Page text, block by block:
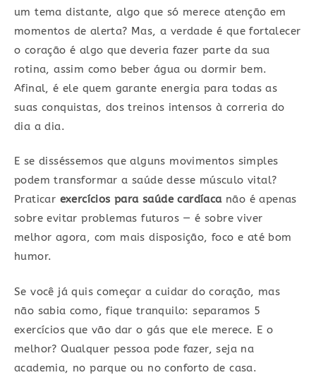
um tema distante, algo que só merece atenção em
momentos de alerta? Mas, a verdade é que fortalecer
o coração é algo que deveria fazer parte da sua
rotina, assim como beber água ou dormir bem.
Afinal, é ele quem garante energia para todas as
suas conquistas, dos treinos intensos à correria do
dia a dia.
E se disséssemos que alguns movimentos simples
podem transformar a saúde desse músculo vital?
Praticar exercícios para saúde cardíacanão é apenas
sobre evitar problemas futuros — é sobre viver
melhor agora, com mais disposição, foco e até bom
humor.
Se você já quis começar a cuidar do coração, mas
não sabia como, fique tranquilo: separamos 5
exercícios que vão dar o gás que ele merece. E o
melhor? Qualquer pessoa pode fazer, seja na
academia, no parque ou no conforto de casa.